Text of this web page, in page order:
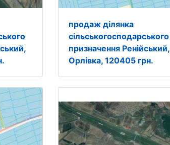
продаж ділянка
сільськогосподарського
призначення Ренійський,
Орлівка, 120405 грн.